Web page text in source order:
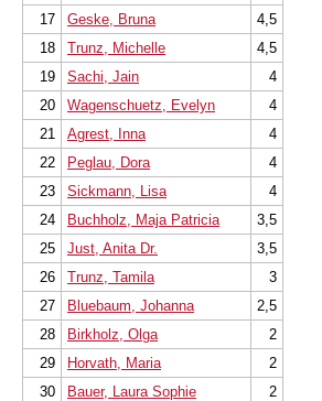
17
Geske, Bruna
4,5
18
Trunz, Michelle
4,5
19
Sachi, Jain
4
20
Wagenschuetz, Evelyn
4
21
Agrest, Inna
4
22
Peglau, Dora
4
23
Sickmann, Lisa
4
24
Buchholz, Maja Patricia
3,5
25
Just, Anita Dr.
3,5
26
Trunz, Tamila
3
27
Bluebaum, Johanna
2,5
28
Birkholz, Olga
2
29
Horvath, Maria
2
30
Bauer, Laura Sophie 2